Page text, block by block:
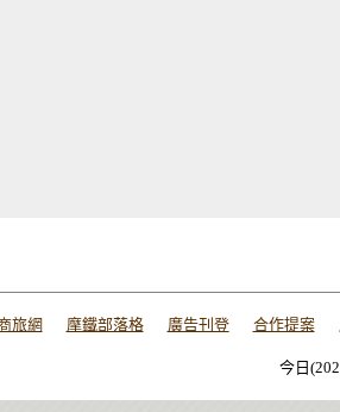
旅網 摩鐵部落格 廣告刊登 合作提案
今日